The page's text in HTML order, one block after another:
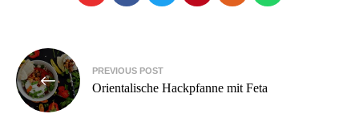
Beitragsnavigation
PREVIOUS POST
Orientalische Hackpfanne mit Feta